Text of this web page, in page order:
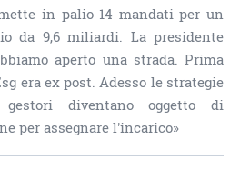
in palio 14 mandati per un
da 9,6 miliardi. La presidente
aperto una strada. Prima
era ex post. Adesso le strategie
diventano oggetto di
per assegnare l'incarico»